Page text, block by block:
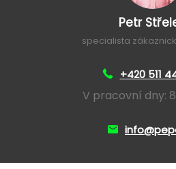
Petr
specialista
+420 511
V pracovní dny: